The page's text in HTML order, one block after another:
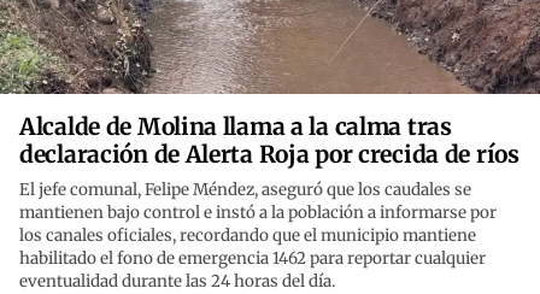
Alcalde de Molina llama a la calma tras
declaración de Alerta Roja por crecida de ríos
El jefe comunal, Felipe Méndez, aseguró que los caudales se
mantienen bajo control e instó a la población a informarse por
los canales oficiales, recordando que el municipio mantiene
habilitado el fono de emergencia 1462 para reportar cualquier
eventualidad durante las 24 horas del día.